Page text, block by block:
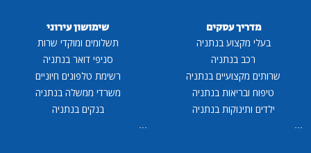
מדריך עסקים
בעלי מקצוע בנתניה
רכב בנתניה
שרותים מקצועיים בנתניה
טיפוח ובריאות בנתניה
ילדים ותינוקות בנתניה
...
שימושון עירוני
תשלומים ומוקדי שרות
סניפי דואר בנתניה
רשימת טלפונים חיוניים
משרדי ממשלה בנתניה
בנקים בנתניה
...